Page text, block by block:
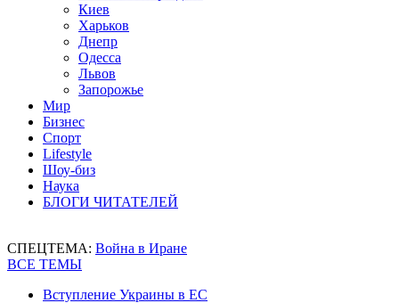
Киев
Харьков
Днепр
Одесса
Львов
Запорожье
Мир
Бизнес
Спорт
Lifestyle
Шоу-биз
Наука
БЛОГИ ЧИТАТЕЛЕЙ
СПЕЦТЕМА: Война в Иране
ВСЕ ТЕМЫ
Вступление Украины в ЕС